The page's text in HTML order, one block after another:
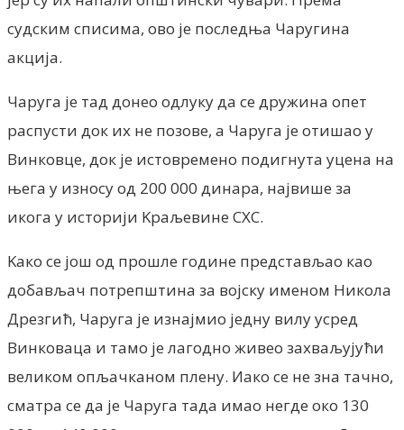
судским списима, ово је последња Чаругина
акција.
Чаруга је тад донео одлуку да се дружина опет
распусти док их не позове, а Чаруга је отишао у
Винковце, док је истовремено подигнута уцена на
њега у износу од 200 000 динара, највише за
икога у историји Kраљевине СХС.
Kако се још од прошле године представљао као
добављач потрепштина за војску именом Никола
Дрезгић, Чаруга је изнајмио једну вилу усред
Винковаца и тамо је лагодно живео захваљујући
великом опљачканом плену. Иако се не зна тачно,
сматра се да је Чаруга тада имао негде око 130